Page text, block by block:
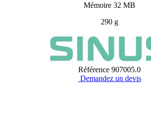
Mémoire 32 MB
290 g
Référence 907005.0
Demandez un devis